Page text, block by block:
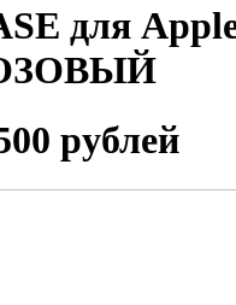
для
рублей